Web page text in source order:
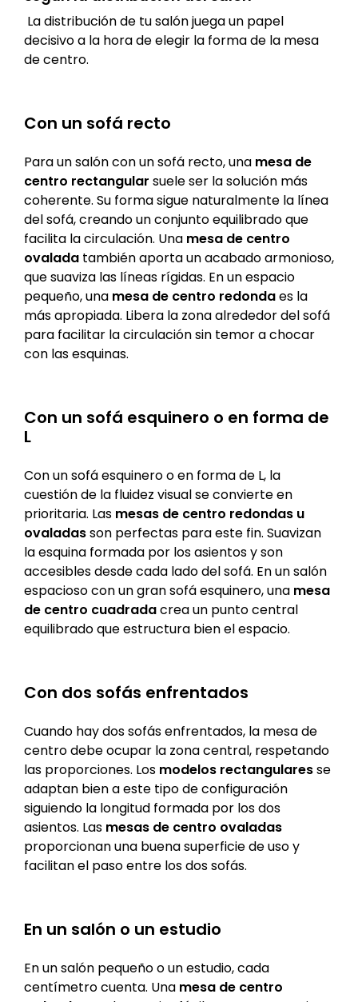
La distribución de tu salón juega un papel
decisivo a la hora de elegir la forma de la mesa
de centro.
Con un sofá recto
Para un salón con un sofá recto, una mesa de
centro rectangular suele ser la solución más
coherente. Su forma sigue naturalmente la línea
del sofá, creando un conjunto equilibrado que
facilita la circulación. Una mesa de centro
ovalada también aporta un acabado armonioso,
que suaviza las líneas rígidas. En un espacio
pequeño, una mesa de centro redondaes la
más apropiada. Libera la zona alrededor del sofá
para facilitar la circulación sin temor a chocar
con las esquinas.
Con un sofá esquinero o en forma de
L
Con un sofá esquinero o en forma de L, la
cuestión de la fluidez visual se convierte en
prioritaria. Las mesas de centro redondas u
ovaladasson perfectas para este fin. Suavizan
la esquina formada por los asientos y son
accesibles desde cada lado del sofá. En un salón
espacioso con un gran sofá esquinero, una mesa
de centro cuadradacrea un punto central
equilibrado que estructura bien el espacio.
Con dos sofás enfrentados
Cuando hay dos sofás enfrentados, la mesa de
centro debe ocupar la zona central, respetando
las proporciones. Los modelos rectangularesse
adaptan bien a este tipo de configuración
siguiendo la longitud formada por los dos
asientos. Las mesas de centro ovaladas
proporcionan una buena superficie de uso y
facilitan el paso entre los dos sofás.
En un salón o un estudio
En un salón pequeño o un estudio, cada
centímetro cuenta. Una mesa de centro